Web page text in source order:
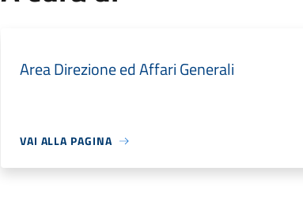
Area Direzione ed Affari Generali
VAI ALLA PAGINA